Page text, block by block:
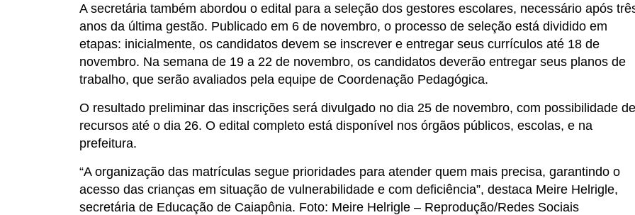
A secretária também abordou o edital para a seleção dos gestores escolares, necessário após
anos da última gestão. Publicado em 6 de novembro, o processo de seleção está dividido em
etapas: inicialmente, os candidatos devem se inscrever e entregar seus currículos até 18 de
novembro. Na semana de 19 a 22 de novembro, os candidatos deverão entregar seus planos de
trabalho, que serão avaliados pela equipe de Coordenação Pedagógica.
O resultado preliminar das inscrições será divulgado no dia 25 de novembro, com possibilidade de
recursos até o dia 26. O edital completo está disponível nos órgãos públicos, escolas, e na
prefeitura.
“A organização das matrículas segue prioridades para atender quem mais precisa, garantindo o
acesso das crianças em situação de vulnerabilidade e com deficiência”, destaca Meire Helrigle,
secretária de Educação de Caiapônia. Foto: Meire Helrigle – Reprodução/Redes Sociais